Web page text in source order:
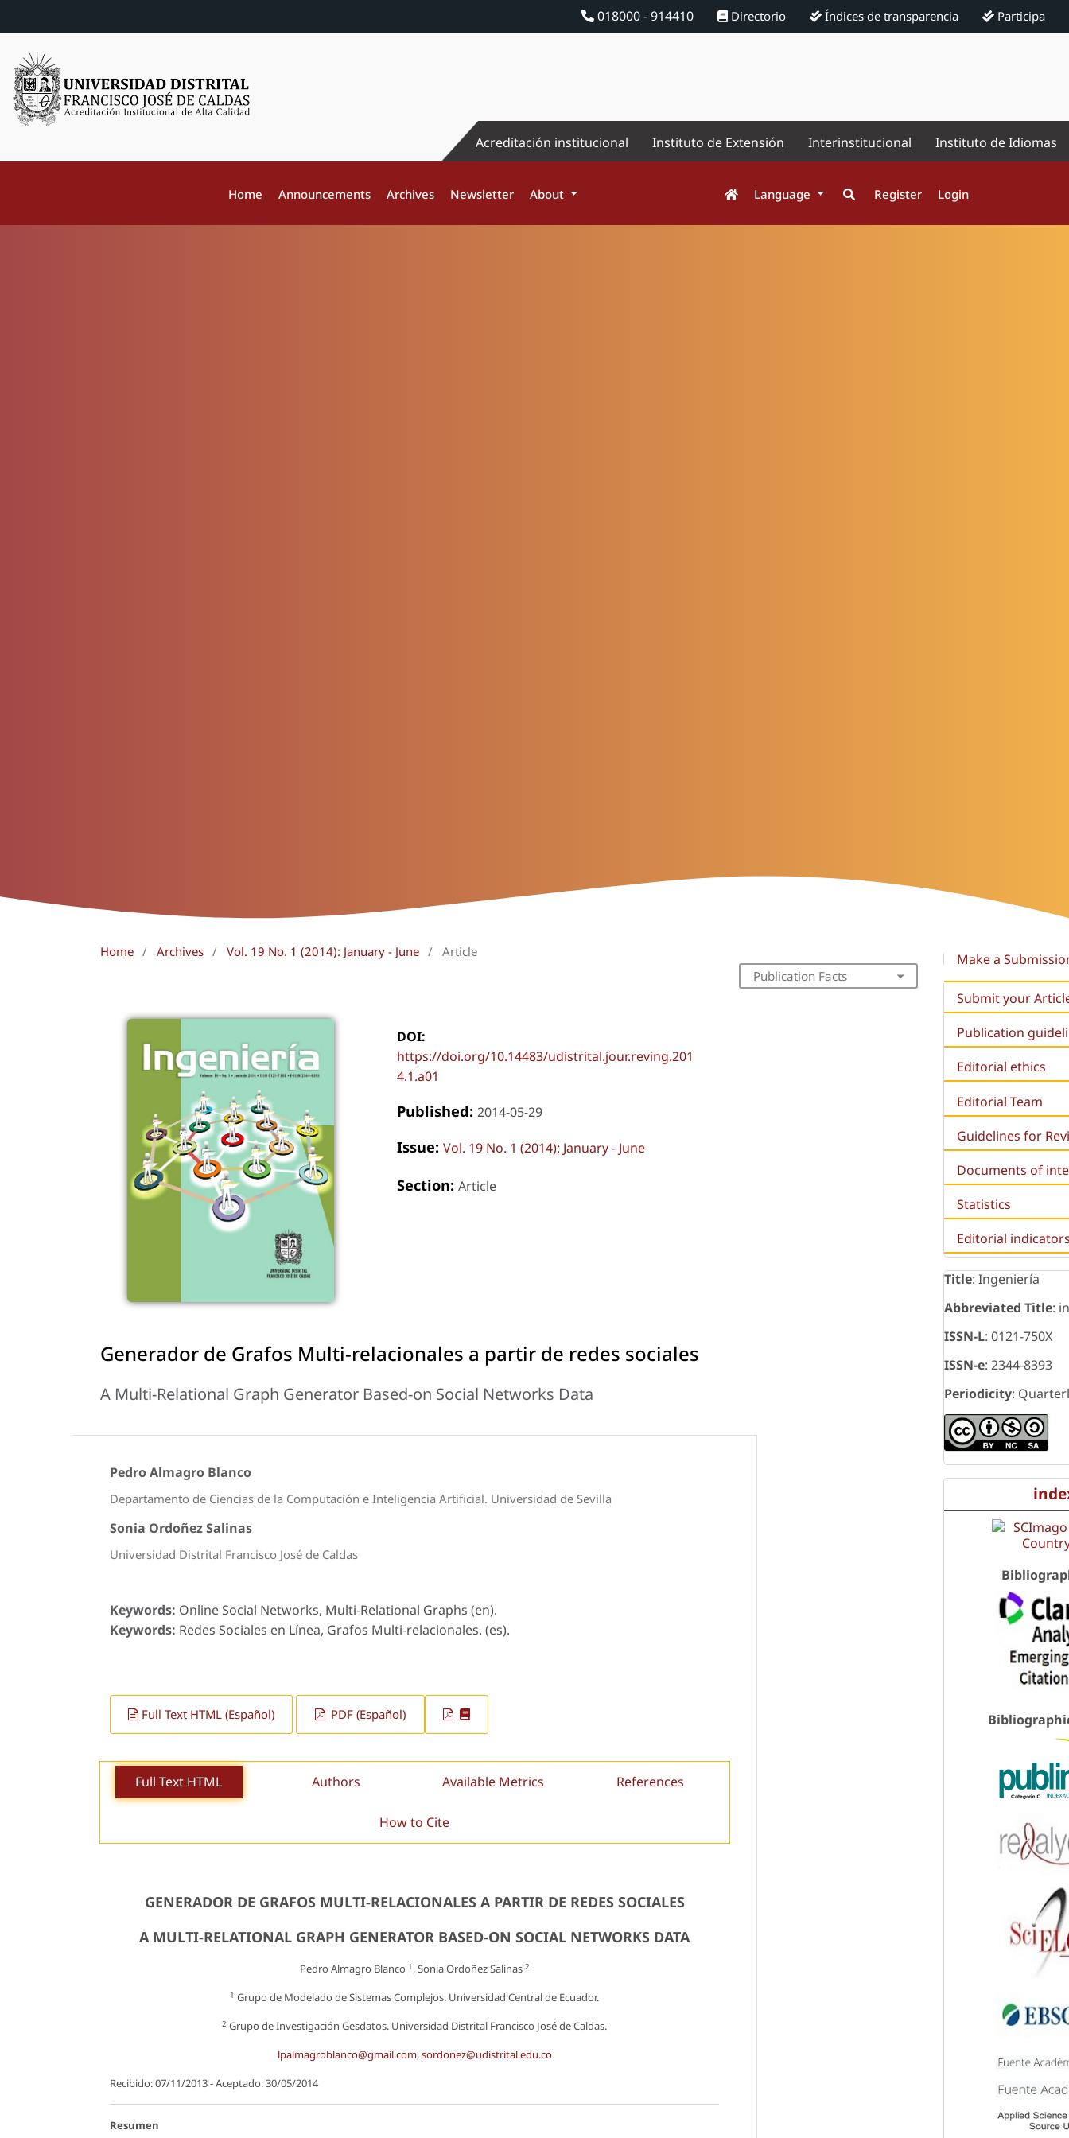
018000 - 914410 Directorio Índices de transparencia Participa
Acreditación institucional Instituto de Extensión Interinstitucional Instituto de Idiomas
Home Announcements Archives Newsletter About Language Register Login
Home / Archives / Vol. 19 No. 1 (2014): January - June / Article
DOI:
https://doi.org/10.14483/udistrital.jour.reving.201
4.1.a01
Published: 2014-05-29
Issue: Vol. 19 No. 1 (2014): January - June
Section: Article
Generador de Grafos Multi-relacionales a partir de redes sociales
A Multi-Relational Graph Generator Based-on Social Networks Data
Pedro Almagro Blanco
Departamento de Ciencias de la Computación e Inteligencia Artificial. Universidad de Sevilla
Sonia Ordoñez Salinas
Universidad Distrital Francisco José de Caldas
Keywords: Online Social Networks, Multi-Relational Graphs (en).
Keywords: Redes Sociales en Línea, Grafos Multi-relacionales. (es).
Full Text HTML (Español) PDF (Español)
Full Text HTML Authors Available Metrics References
How to Cite
GENERADOR DE GRAFOS MULTI-RELACIONALES A PARTIR DE REDES SOCIALES
A MULTI-RELATIONAL GRAPH GENERATOR BASED-ON SOCIAL NETWORKS DATA
Pedro Almagro Blanco 1 , Sonia Ordoñez Salinas 2
1 Grupo de Modelado de Sistemas Complejos. Universidad Central de Ecuador.
2 Grupo de Investigación Gesdatos. Universidad Distrital Francisco José de Caldas.
lpalmagroblanco@gmail.com,sordonez@udistrital.edu.co
Recibido: 07/11/2013 - Aceptado: 30/05/2014
Resumen
Publication Facts
Make a
Submit your
Publication
Editorial ethics
Editorial Team
Guidelines for
Documents of
Statistics
Editorial
Title: Ingeniería
Abbreviated Title:
ISSN-L: 0121-750X
ISSN-e: 2344-8393
Periodicity: